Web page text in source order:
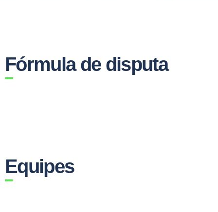
Fórmula de disputa
Equipes